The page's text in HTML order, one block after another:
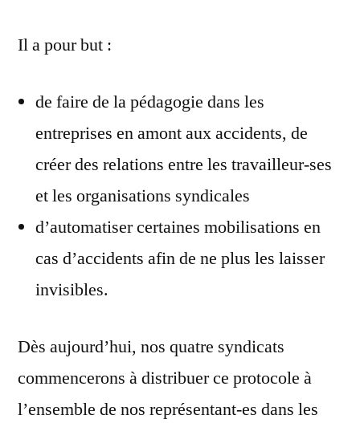
Il a pour but :
de faire de la pédagogie dans les
entreprises en amont aux accidents, de
créer des relations entre les travailleur-ses
et les organisations syndicales
d’automatiser certaines mobilisations en
cas d’accidents afin de ne plus les laisser
invisibles.
Dès aujourd’hui, nos quatre syndicats
commencerons à distribuer ce protocole à
l’ensemble de nos représentant-es dans les